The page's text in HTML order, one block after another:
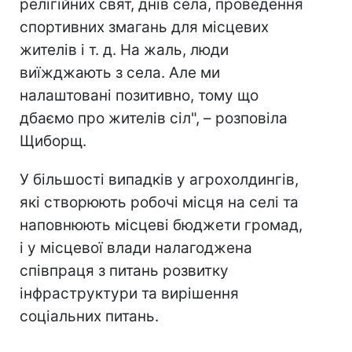
релігійних свят, днів села, проведення
спортивних змагань для місцевих
жителів і т. д. На жаль, люди
виїжджають з села. Але ми
налаштовані позитивно, тому що
дбаємо про жителів сіл", – розповіла
Щиборщ.
У більшості випадків у агрохолдингів,
які створюють робочі місця на селі та
наповнюють місцеві бюджети громад,
і у місцевої влади налагоджена
співпраця з питань розвитку
інфраструктури та вирішення
соціальних питань.